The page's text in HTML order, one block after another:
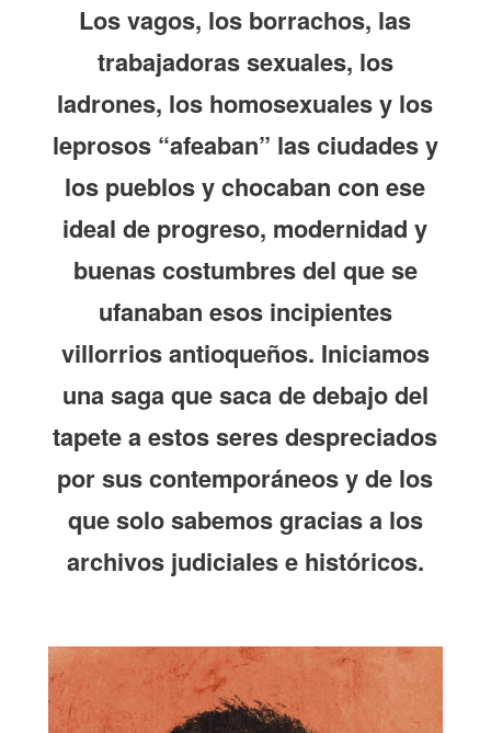
Los vagos, los borrachos, las
trabajadoras sexuales, los
ladrones, los homosexuales y los
leprosos “afeaban” las ciudades y
los pueblos y chocaban con ese
ideal de progreso, modernidad y
buenas costumbres del que se
ufanaban esos incipientes
villorrios antioqueños. Iniciamos
una saga que saca de debajo del
tapete a estos seres despreciados
por sus contemporáneos y de los
que solo sabemos gracias a los
archivos judiciales e históricos.